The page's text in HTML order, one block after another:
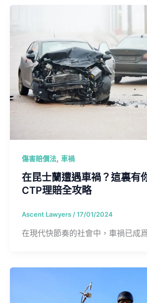
傷害賠償法, 車禍
在昆士蘭遭遇車禍？這裏有
CTP理賠全攻略
Ascent Lawyers /17/01/2024
在現代快節奏的社會中，車禍已成